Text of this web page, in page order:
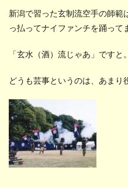
新潟で習った玄制流空手の師範
っ払ってナイファンチを踊って
「玄水（酒）流じゃあ」です
どうも芸事というのは、あまり